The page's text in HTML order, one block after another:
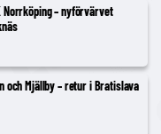
Norrköping – nyförvärvet
och Mjällby – retur i Bratislava